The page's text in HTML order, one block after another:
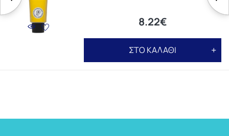
8.22€
ΣΤΟ ΚΑΛΑΘΙ